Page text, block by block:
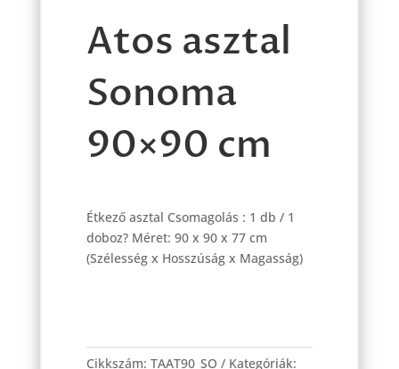
Atos asztal
Sonoma
90×90 cm
Étkező asztal Csomagolás : 1 db / 1
doboz? Méret: 90 x 90 x 77 cm
(Szélesség x Hosszúság x Magasság)
asztal
Cikkszám: TAAT90_SO
Kategóriák: